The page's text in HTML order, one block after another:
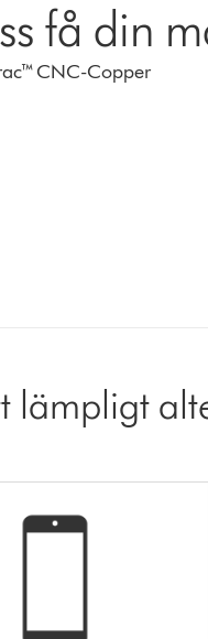
få din
CNC-Copper
lämpligt